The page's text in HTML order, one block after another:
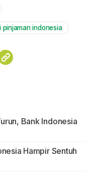
pinjaman indonesia
Bank Indonesia
Hampir Sentuh